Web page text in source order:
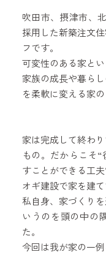
吹田市、摂津市、
採用した新築注文
フです。
可変性のある家と
家族の成長や暮ら
を柔軟に変える家の
家は完成して終わ
もの。だからこそ
すことができる工
オギ建設で家を建
私自身、家づくり
いうのを頭の中の
た。
今回は我が家の一例